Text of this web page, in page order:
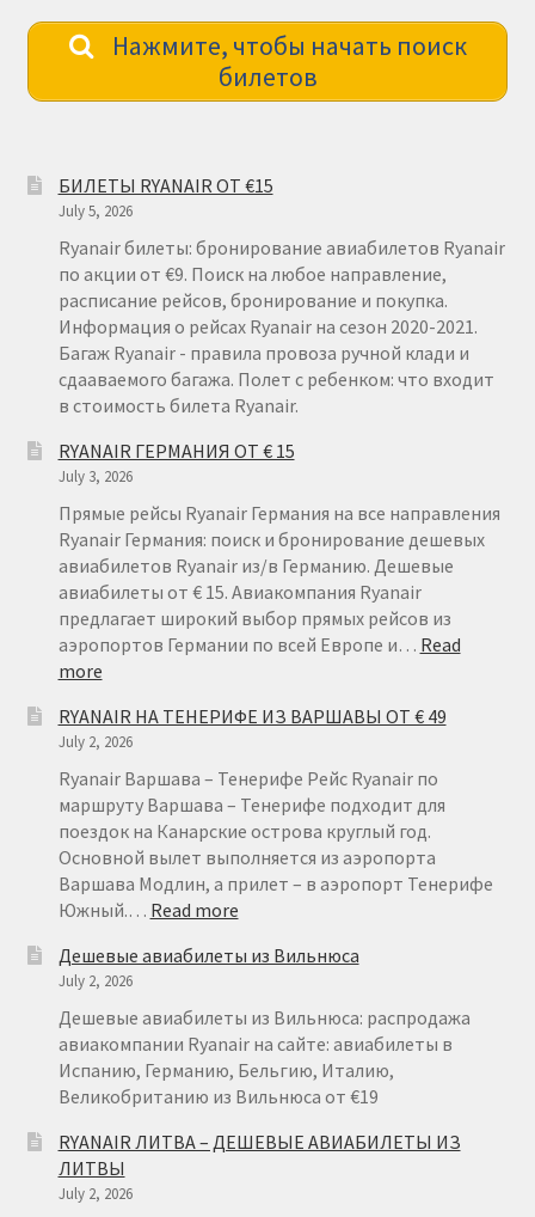
Нажмите, чтобы начать поиск
билетов
БИЛЕТЫ RYANAIR ОТ €15
July 5, 2026
Ryanair билеты: бронирование авиабилетов Ryanair
по акции от €9. Поиск на любое направление,
расписание рейсов, бронирование и покупка.
Информация о рейсах Ryanair на сезон 2020-2021.
Багаж Ryanair - правила провоза ручной клади и
сдааваемого багажа. Полет с ребенком: что входит
в стоимость билета Ryanair.
RYANAIR ГЕРМАНИЯ ОТ € 15
July 3, 2026
Прямые рейсы Ryanair Германия на все направления
Ryanair Германия: поиск и бронирование дешевых
авиабилетов Ryanair из/в Германию. Дешевые
авиабилеты от € 15. Авиакомпания Ryanair
предлагает широкий выбор прямых рейсов из
аэропортов Германии по всей Европе и… Read
more:
ГЕРМАНИЯ
ОТ
€
15
RYANAIR НА ТЕНЕРИФЕ ИЗ ВАРШАВЫ ОТ € 49
July 2, 2026
Ryanair Варшава – Тенерифе Рейс Ryanair по
маршруту Варшава – Тенерифе подходит для
поездок на Канарские острова круглый год.
Основной вылет выполняется из аэропорта
Варшава Модлин, а прилет – в аэропорт Тенерифе
Южный.… Read more:
НА
ИЗ
ВАРШАВЫ
ОТ
€
Дешевые авиабилеты из Вильнюса
July 2, 2026
Дешевые авиабилеты из Вильнюса: распродажа
авиакомпании Ryanair на сайте: авиабилеты в
Испанию, Германию, Бельгию, Италию,
Великобританию из Вильнюса от €19
RYANAIR ЛИТВА – ДЕШЕВЫЕ АВИАБИЛЕТЫ ИЗ
ЛИТВЫ
July 2, 2026